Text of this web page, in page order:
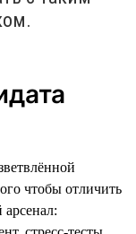
чтобы отличить
арсенал: